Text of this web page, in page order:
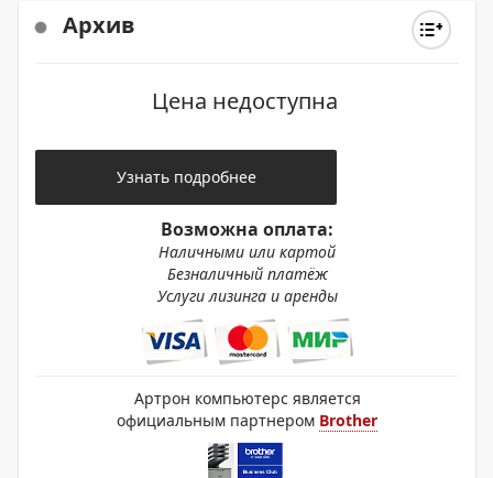
Архив
Цена недоступна
Узнать подробнее
Возможна оплата:
Наличными или картой
Безналичный платёж
Услуги лизинга и аренды
Артрон компьютерс является
официальным партнером Brother